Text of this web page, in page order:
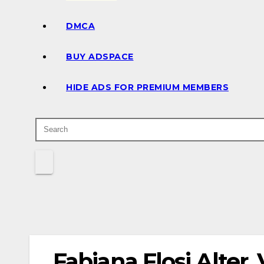
DMCA
BUY ADSPACE
HIDE ADS FOR PREMIUM MEMBERS